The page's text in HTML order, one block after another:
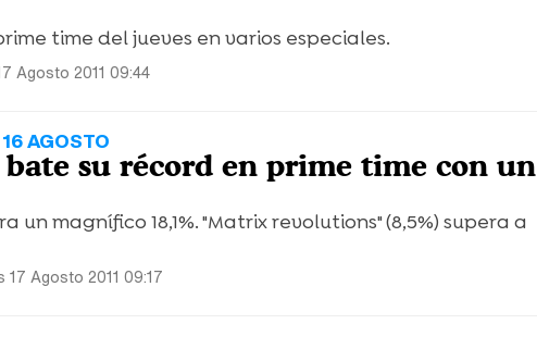
time del jueves en varios especiales.
Agosto 2011 09:44
AGOSTO
bate su récord en prime time con un
un magnífico 18,1%. "Matrix revolutions" (8,5%) supera a
17 Agosto 2011 09:17